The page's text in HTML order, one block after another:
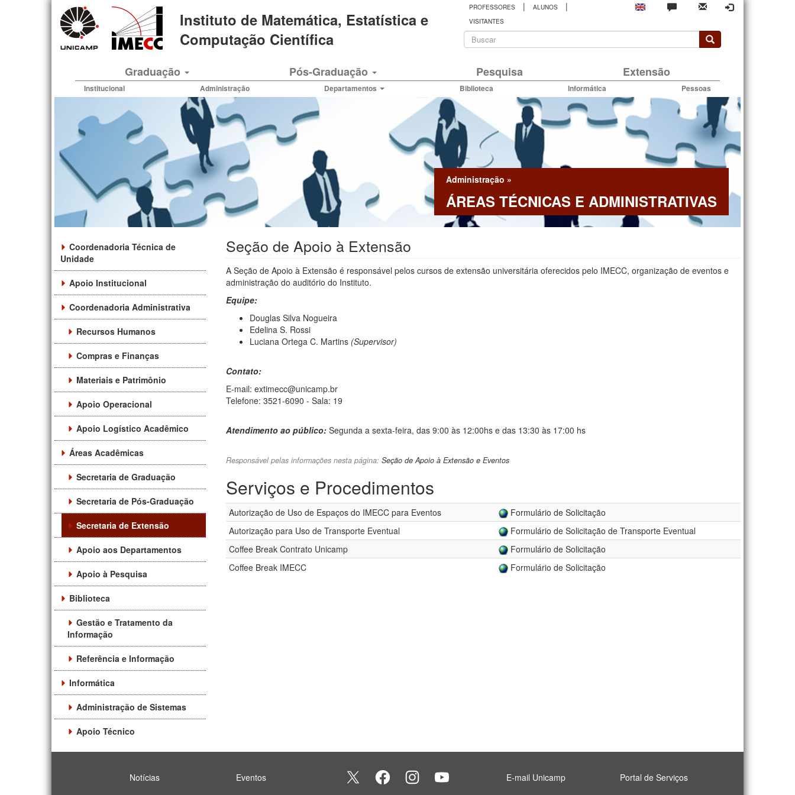
Instituto de Matemática, Estatística e
Computação Científica
PROFESSORES | ALUNOS |
VISITANTES
Formulário
busca
Graduação Pós-Graduação Pesquisa Extensão
Institucional Administração Departamentos Biblioteca Informática Pessoas
Administração »
ÁREAS TÉCNICAS E ADMINISTRATIVAS
Coordenadoria Técnica de
Unidade
Apoio Institucional
Coordenadoria Administrativa
Recursos Humanos
Compras e Finanças
Materiais e Patrimônio
Apoio Operacional
Apoio Logístico Acadêmico
Áreas Acadêmicas
Secretaria de Graduação
Secretaria de Pós-Graduação
Secretaria de Extensão
Apoio aos Departamentos
Apoio à Pesquisa
Biblioteca
Gestão e Tratamento da
Informação
Referência e Informação
Informática
Administração de Sistemas
Apoio Técnico
Seção de Apoio à Extensão
A Seção de Apoio à Extensão é responsável pelos cursos de extensão universitária oferecidos pelo IMECC, organização de eventos e
administração do auditório do Instituto.
Equipe:
Douglas Silva Nogueira
Edelina S. Rossi
Luciana Ortega C. Martins (Supervisor)
Contato:
E-mail: extimecc@unicamp.br
Telefone: 3521-6090 - Sala: 19
Atendimento ao público: Segunda a sexta-feira, das 9:00 às 12:00hs e das 13:30 às 17:00 hs
Responsável pelas informações nesta página: Seção de Apoio à Extensão e Eventos
Serviços e Procedimentos
Autorização de Uso de Espaços do IMECC para Eventos
Formulário de Solicitação
Autorização para Uso de Transporte Eventual
Formulário de Solicitação de Transporte Eventual
Coffee Break Contrato Unicamp
Formulário de Solicitação
Coffee Break IMECC
Formulário de Solicitação
Notícias Eventos E-mail Unicamp Portal de Serviços